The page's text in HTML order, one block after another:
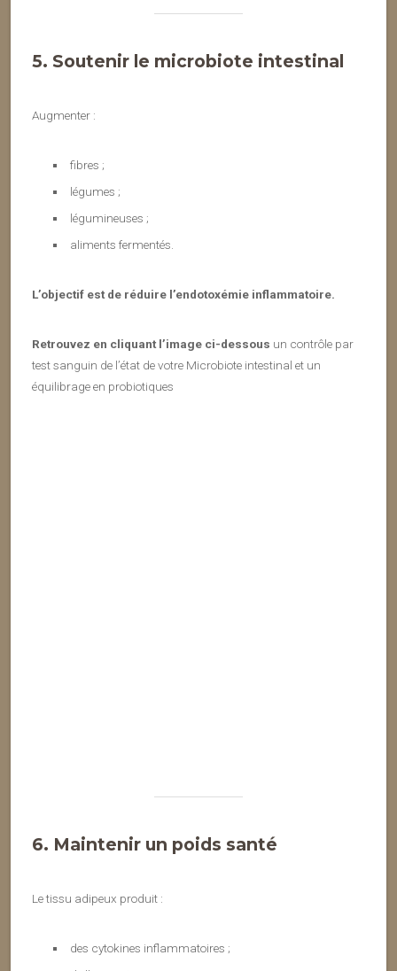
5. Soutenir le microbiote intestinal
Augmenter :
fibres ;
légumes ;
légumineuses ;
aliments fermentés.
L’objectif est de réduire l’endotoxémie inflammatoire.
Retrouvez en cliquant l’image ci-dessous un contrôle par
test sanguin de l’état de votre Microbiote intestinal et un
équilibrage en probiotiques
6. Maintenir un poids santé
Le tissu adipeux produit :
des cytokines inflammatoires ;